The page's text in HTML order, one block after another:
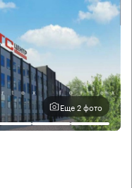
Еще 2 фото